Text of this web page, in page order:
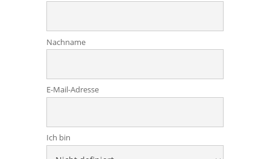
Nachname
E-Mail-Adresse
Ich bin